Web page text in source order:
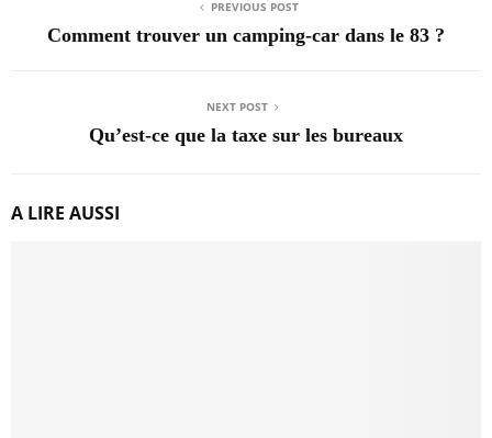
PREVIOUS POST
Comment trouver un camping-car dans le 83 ?
NEXT POST
Qu’est-ce que la taxe sur les bureaux
A LIRE AUSSI